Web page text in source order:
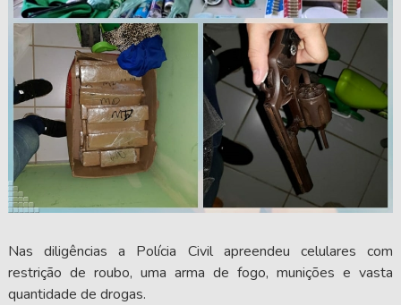
Nas diligências a Polícia Civil apreendeu celulares com
restrição de roubo, uma arma de fogo, munições e vasta
quantidade de drogas.